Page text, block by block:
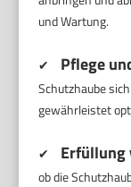
und Wartung.
✔ Pflege
Schutzhaube
gewährleistet
✔ Erfüllung
ob die